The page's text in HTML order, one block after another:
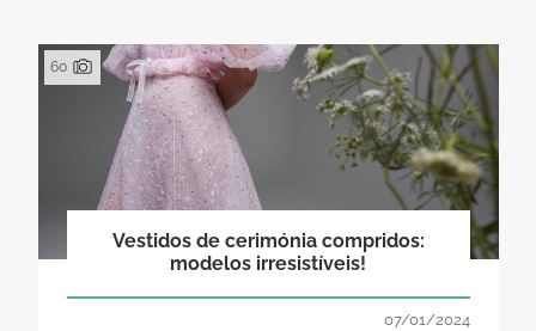
Vestidos de cerimónia compridos:
modelos irresistíveis!
07/01/2024
60